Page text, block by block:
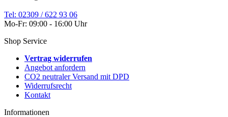
Tel: 02309 / 622 93 06
Mo-Fr: 09:00 - 16:00 Uhr
Shop Service
Vertrag widerrufen
Angebot anfordern
CO2 neutraler Versand mit DPD
Widerrufsrecht
Kontakt
Informationen